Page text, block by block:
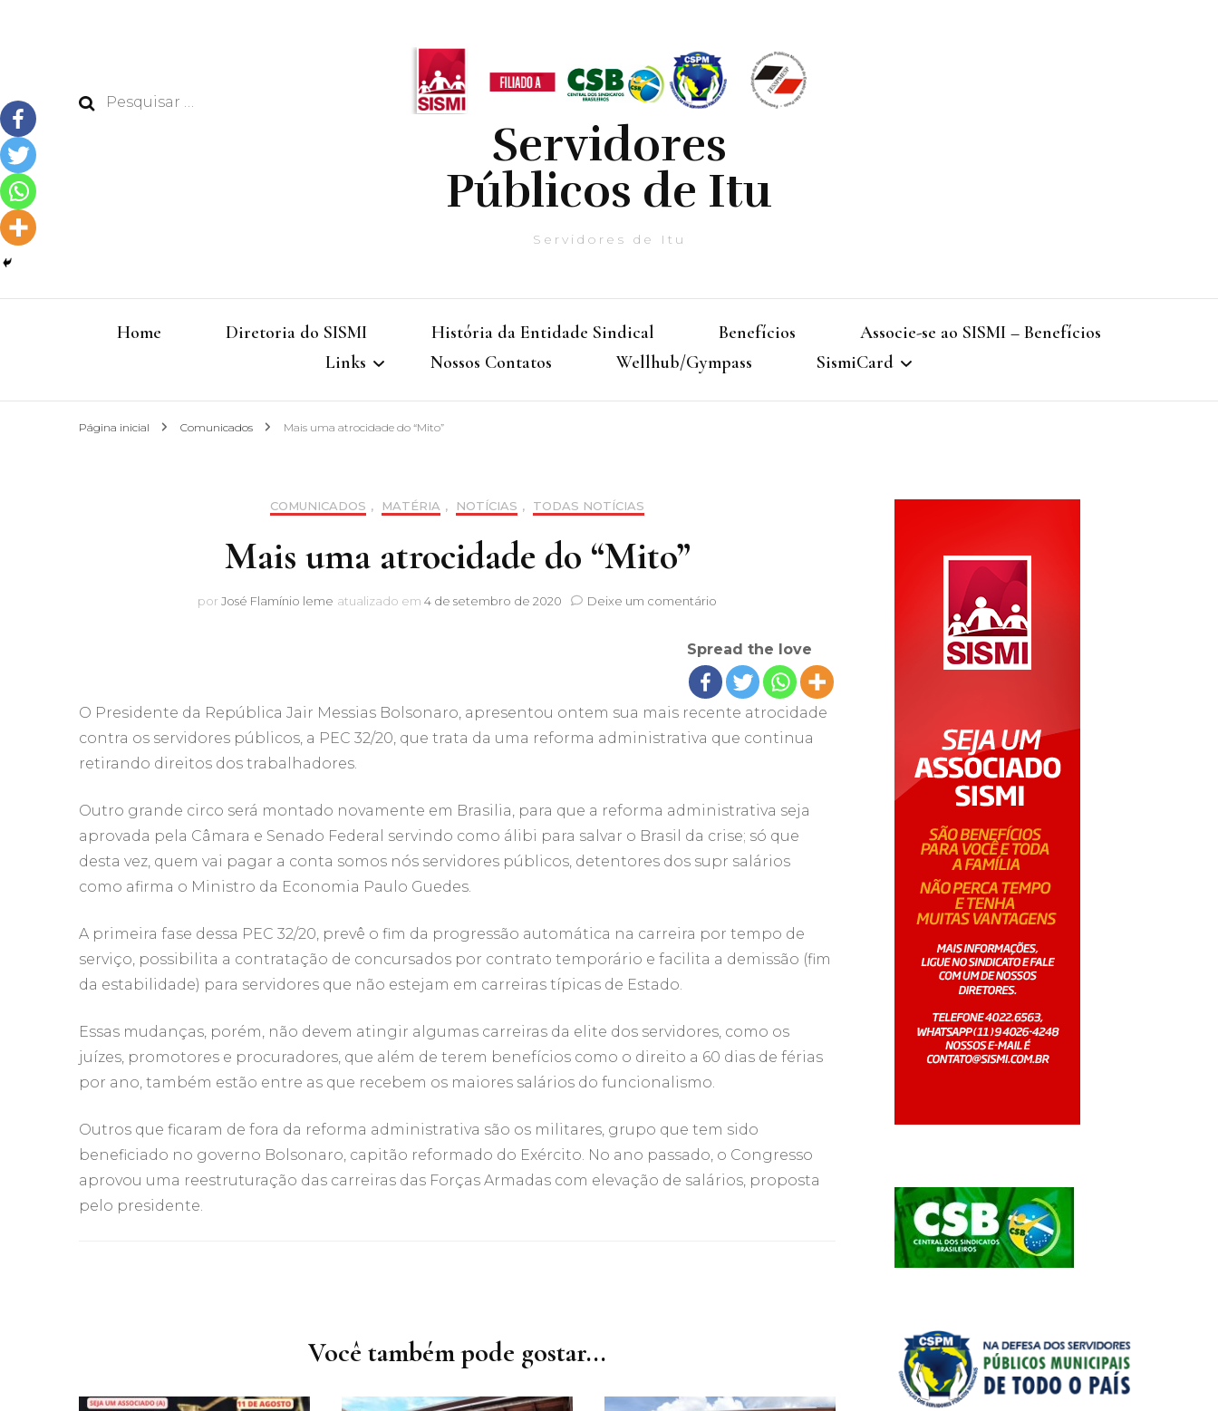
Pesquisar
Servidores
Públicos de Itu
Servidores de Itu
Home Diretoria do SISMI História da Entidade Sindical Benefícios
Associe-se ao SISMI – Benefícios
Links
Alterações no PCCV e
Estatuto dos Servidores
Reforma Administrativa
aprova PCCV
links Úteis
Leis
Nossos Contatos Wellhub/Gympass SismiCard
Página inicial Comunicados Mais uma atrocidade do “Mito”
COMUNICADOS , MATÉRIA , NOTÍCIAS , TODAS NOTÍCIAS
Mais uma atrocidade do “Mito”
por José Flamínio leme atualizado em 4 de setembro de 2020 Deixe um comentário
atrocidade
do
“Mito”
Spread the love
O Presidente da República Jair Messias Bolsonaro, apresentou ontem sua mais recente atrocidade
contra os servidores públicos, a PEC 32/20, que trata da uma reforma administrativa que continua
retirando direitos dos trabalhadores.
Outro grande circo será montado novamente em Brasilia, para que a reforma administrativa seja
aprovada pela Câmara e Senado Federal servindo como álibi para salvar o Brasil da crise; só que
desta vez, quem vai pagar a conta somos nós servidores públicos, detentores dos supr salários
como afirma o Ministro da Economia Paulo Guedes.
A primeira fase dessa PEC 32/20, prevê o fim da progressão automática na carreira por tempo de
serviço, possibilita a contratação de concursados por contrato temporário e facilita a demissão (fim
da estabilidade) para servidores que não estejam em carreiras típicas de Estado.
Essas mudanças, porém, não devem atingir algumas carreiras da elite dos servidores, como os
juízes, promotores e procuradores, que além de terem benefícios como o direito a 60 dias de férias
por ano, também estão entre as que recebem os maiores salários do funcionalismo.
Outros que ficaram de fora da reforma administrativa são os militares, grupo que tem sido
beneficiado no governo Bolsonaro, capitão reformado do Exército. No ano passado, o Congresso
aprovou uma reestruturação das carreiras das Forças Armadas com elevação de salários, proposta
pelo presidente.
Você também pode gostar...